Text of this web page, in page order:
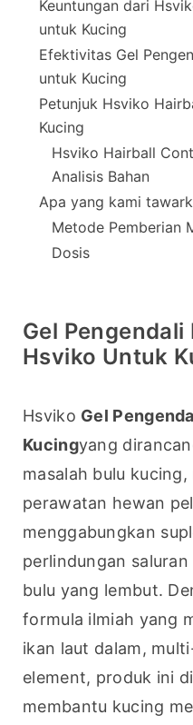
Keuntungan dari
untuk Kucing
Efektivitas Gel
untuk Kucing
Petunjuk Hsviko
Kucing
Hsviko Hairball
Analisis Bahan
Apa yang kami
Metode Pemberian
Dosis
Gel Pengendali
Hsviko Untuk
Hsviko Gel
Kucingyang
masalah bulu
perawatan hewan
menggabungkan
perlindungan
bulu yang lembut.
formula ilmiah yang
ikan laut dalam,
element, produk ini
membantu kucing